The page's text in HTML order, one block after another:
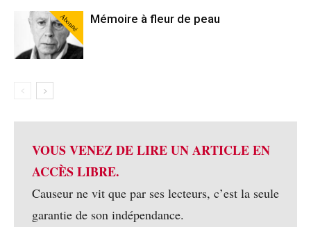
Abonné Mémoire à fleur de peau
VOUS VENEZ DE LIRE UN ARTICLE EN
ACCÈS LIBRE.
Causeur ne vit que par ses lecteurs, c’est la seule
garantie de son indépendance.